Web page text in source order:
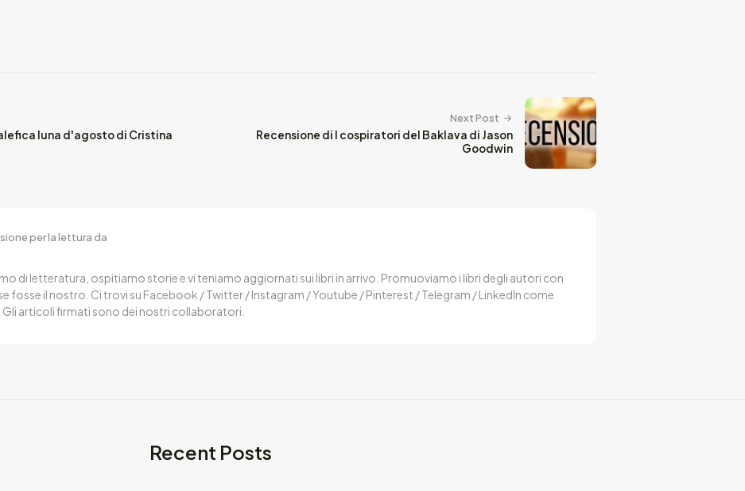
luna d'agosto di Cristina
Next Post
Recensione di I cospiratori del Baklava di Jason
Goodwin
per la lettura da
di letteratura, ospitiamo storie e vi teniamo aggiornati sui libri in arrivo. Promuoviamo i libri degli autori con
fosse il nostro. Ci trovi su Facebook / Twitter / Instagram / Youtube / Pinterest / Telegram / LinkedIn come
articoli firmati sono dei nostri collaboratori.
Recent Posts